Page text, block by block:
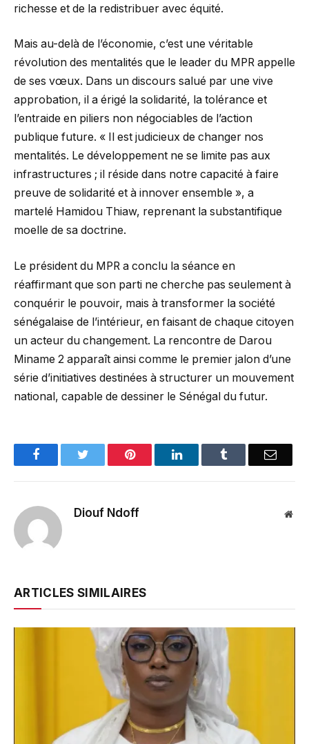
richesse et de la redistribuer avec équité.
Mais au-delà de l’économie, c’est une véritable
révolution des mentalités que le leader du MPR appelle
de ses vœux. Dans un discours salué par une vive
approbation, il a érigé la solidarité, la tolérance et
l’entraide en piliers non négociables de l’action
publique future. « Il est judicieux de changer nos
mentalités. Le développement ne se limite pas aux
infrastructures ; il réside dans notre capacité à faire
preuve de solidarité et à innover ensemble », a
martelé Hamidou Thiaw, reprenant la substantifique
moelle de sa doctrine.
Le président du MPR a conclu la séance en
réaffirmant que son parti ne cherche pas seulement à
conquérir le pouvoir, mais à transformer la société
sénégalaise de l’intérieur, en faisant de chaque citoyen
un acteur du changement. La rencontre de Darou
Miname 2 apparaît ainsi comme le premier jalon d’une
série d’initiatives destinées à structurer un mouvement
national, capable de dessiner le Sénégal du futur.
FacebookTwitter Pinterest LinkedInTumblr Email
Diouf Ndoff
ARTICLES SIMILAIRES